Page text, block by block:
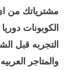
مشترياتك من
الكوبونات
التجربه قبل
والمتاجر